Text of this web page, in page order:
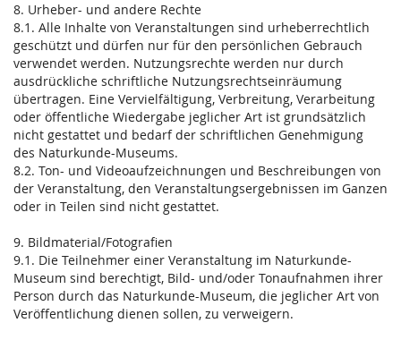
8. Urheber- und andere Rechte
8.1. Alle Inhalte von Veranstaltungen sind urheberrechtlich
geschützt und dürfen nur für den persönlichen Gebrauch
verwendet werden. Nutzungsrechte werden nur durch
ausdrückliche schriftliche Nutzungsrechtseinräumung
übertragen. Eine Vervielfältigung, Verbreitung, Verarbeitung
oder öffentliche Wiedergabe jeglicher Art ist grundsätzlich
nicht gestattet und bedarf der schriftlichen Genehmigung
des Naturkunde-Museums.
8.2. Ton- und Videoaufzeichnungen und Beschreibungen von
der Veranstaltung, den Veranstaltungsergebnissen im Ganzen
oder in Teilen sind nicht gestattet.
9. Bildmaterial/Fotografien
9.1. Die Teilnehmer einer Veranstaltung im Naturkunde-
Museum sind berechtigt, Bild- und/oder Tonaufnahmen ihrer
Person durch das Naturkunde-Museum, die jeglicher Art von
Veröffentlichung dienen sollen, zu verweigern.